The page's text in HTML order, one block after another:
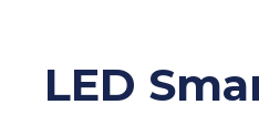
LED